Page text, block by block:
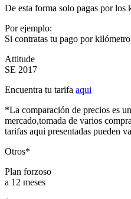
De esta forma solo pagas por los
Por ejemplo:
Si contratas tu pago por
Attitude
SE 2017
Encuentra tu tarifa aqui
*La comparación de precios es
mercado,tomada de varios
tarifas aqui presentadas pueden
Otros*
Plan forzoso
a 12 meses